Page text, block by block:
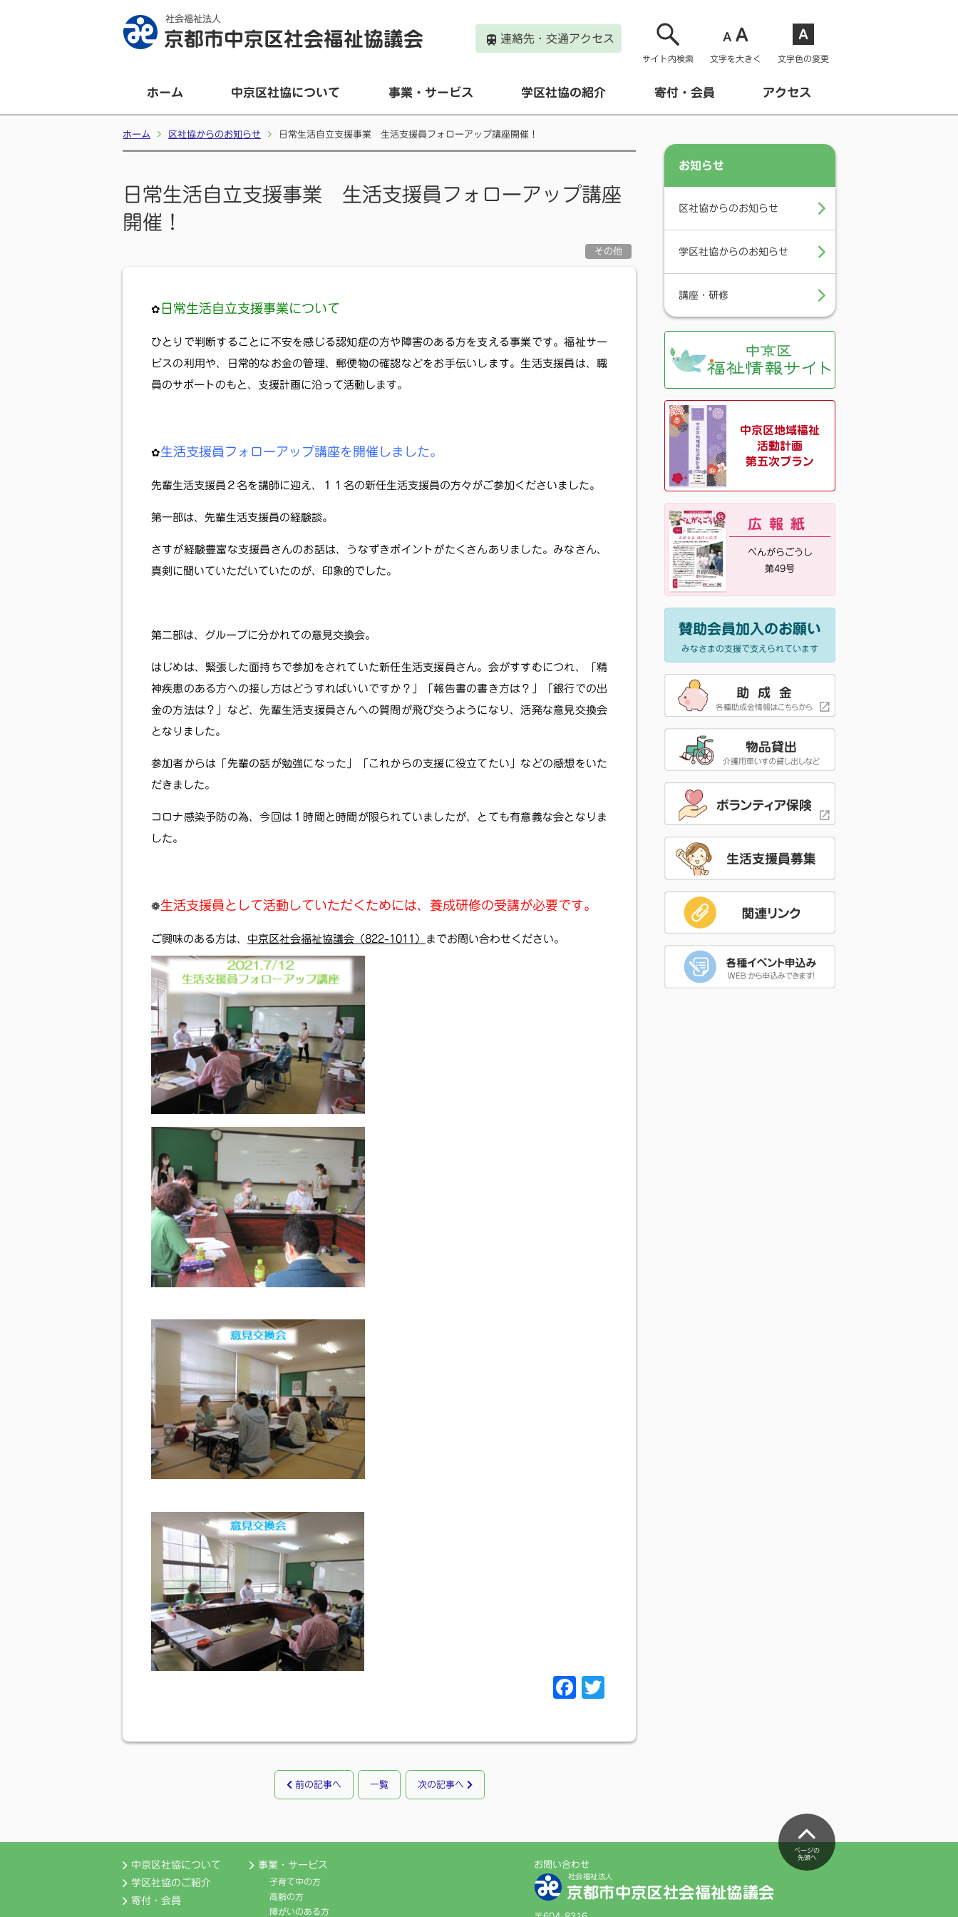
社会福祉法人
京都市中京区社会福祉協議会 連絡先・交通アクセス
サイト内検索 文字を大きく 文字色の変更
ホーム 中京区社協について 事業・サービス 学区社協の紹介 寄付・会員 アクセス
ホーム 区社協からのお知らせ 日常生活自立支援事業 生活支援員フォローアップ講座開催！
日常生活自立支援事業 生活支援員フォローアップ講座
開催！
その他
✿ 日常生活自立支援事業について
ひとりで判断することに不安を感じる認知症の方や障害のある方を支える事業です。福祉サー
ビスの利用や、日常的なお金の管理、郵便物の確認などをお手伝いします。生活支援員は、職
員のサポートのもと、支援計画に沿って活動します。
✿生活支援員フォローアップ講座を開催しました。
先輩生活支援員２名を講師に迎え、１１名の新任生活支援員の方々がご参加くださいました。
第一部は、先輩生活支援員の経験談。
さすが経験豊富な支援員さんのお話は、うなずきポイントがたくさんありました。みなさん、
真剣に聞いていただいていたのが、印象的でした。
第二部は、グループに分かれての意見交換会。
はじめは、緊張した面持ちで参加をされていた新任生活支援員さん。会がすすむにつれ、「精
神疾患のある方への接し方はどうすればいいですか？」「報告書の書き方は？」「銀行での出
金の方法は？」など、先輩生活支援員さんへの質問が飛び交うようになり、活発な意見交換会
となりました。
参加者からは「先輩の話が勉強になった」「これからの支援に役立てたい」などの感想をいた
だきました。
コロナ感染予防の為、今回は１時間と時間が限られていましたが、とても有意義な会となりま
した。
❁生活支援員として活動していただくためには、養成研修の受講が必要です。
ご興味のある方は、 中京区社会福祉協議会（822-1011） までお問い合わせください。
F
k
前の記事へ 一覧 次の記事へ
お知らせ
区社協からのお知らせ
学区社協からのお知らせ
講座・研修
中京区地域福祉
活動計画
第五次プラン
広報紙
べんがらごうし
第49号
賛助会員加入のお願い
みなさまの支援で支えられています
ページの
先頭へ
中京区社協について
学区社協のご紹介
寄付・会員
事業・サービス
子育て中の方
高齢の方
障がいのある方
お問い合わせ
社会福祉法人
京都市中京区社会福祉協議会